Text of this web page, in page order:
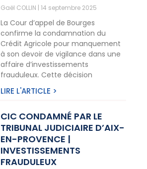
Gaël COLLIN 14 septembre 2025
La Cour d’appel de Bourges
confirme la condamnation du
Crédit Agricole pour manquement
à son devoir de vigilance dans une
affaire d’investissements
frauduleux. Cette décision
LIRE L'ARTICLE >
CIC CONDAMNÉ PAR LE
TRIBUNAL JUDICIAIRE D’AIX-
EN-PROVENCE |
INVESTISSEMENTS
FRAUDULEUX